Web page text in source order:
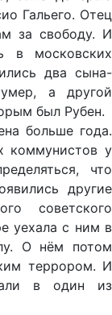
Гальего. Отец
за свободу. И
в московских
два сына-
а другой
был Рубен.
больше года.
коммунистов у
что
другие
советского
уехала с ним в
О нём потом
террором. И
в один из